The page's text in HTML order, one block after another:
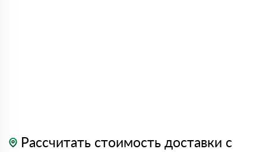
Рассчитать стоимость доставки с